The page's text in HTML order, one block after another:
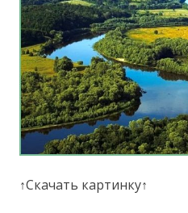
↑Скачать картинку↑